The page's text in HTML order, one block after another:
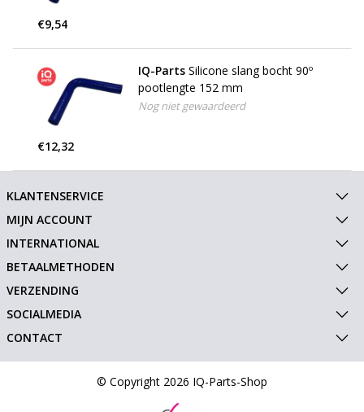
€9,54
IQ-Parts Silicone slang bocht 90º
pootlengte 152 mm
Nog niet gewaardeerd
€12,32
KLANTENSERVICE
MIJN ACCOUNT
INTERNATIONAL
BETAALMETHODEN
VERZENDING
SOCIALMEDIA
CONTACT
© Copyright 2026 IQ-Parts-Shop